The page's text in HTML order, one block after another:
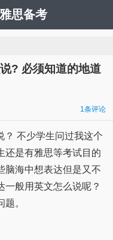
思备考
? 必须知道的地道
1条评论
？ 不少学生问过我这个
还是有雅思等考试目的
脑海中想表达但是又不
一般用英文怎么说呢？
。